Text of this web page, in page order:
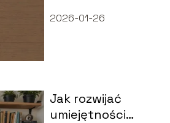
2026-01-26
Jak rozwijać
umiejętności